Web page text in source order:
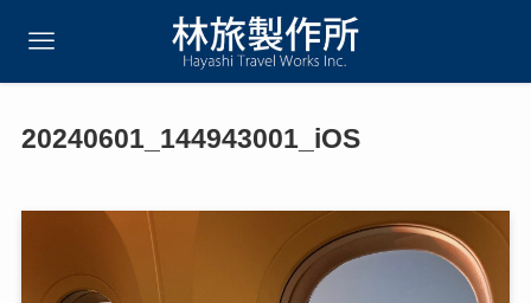
20240601_144943001_iOS